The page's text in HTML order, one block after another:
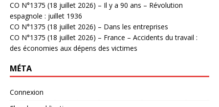
CO N°1375 (18 juillet 2026) – Il y a 90 ans – Révolution
espagnole : juillet 1936
CO N°1375 (18 juillet 2026) – Dans les entreprises
CO N°1375 (18 juillet 2026) – France – Accidents du travail :
des économies aux dépens des victimes
MÉTA
Connexion